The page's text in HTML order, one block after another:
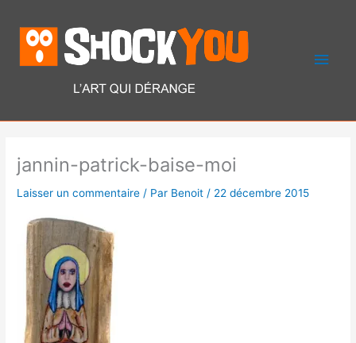
contenu
jannin-patrick-baise-moi
Laisser un commentaire / Par Benoit / 22 décembre 2015